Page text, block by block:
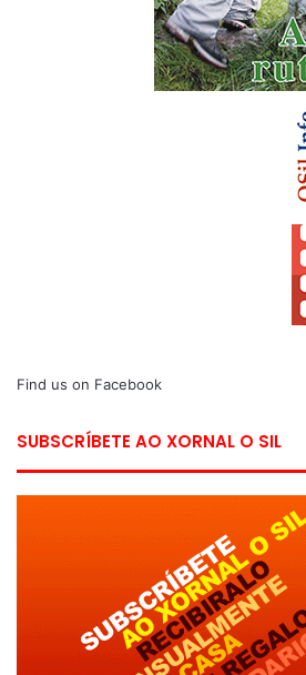
Find us on Facebook
SUBSCRÍBETE AO XORNAL O SIL